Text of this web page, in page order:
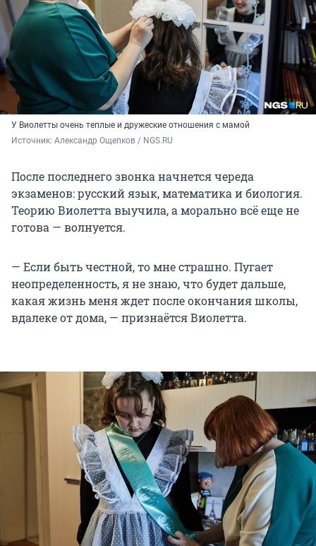
У Виолетты очень теплые и дружеские отношения с мамой
Источник: Александр Ощепков / NGS.RU
После последнего звонка начнется череда
экзаменов: русский язык, математика и биология.
Теорию Виолетта выучила, а морально всё еще не
готова — волнуется.
— Если быть честной, то мне страшно. Пугает
неопределенность, я не знаю, что будет дальше,
какая жизнь меня ждет после окончания школы,
вдалеке от дома, — признаётся Виолетта.